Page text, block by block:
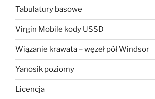
Tabulatury basowe
Virgin Mobile kody USSD
Wiązanie krawata – węzeł pół Windsor
Yanosik poziomy
Licencja